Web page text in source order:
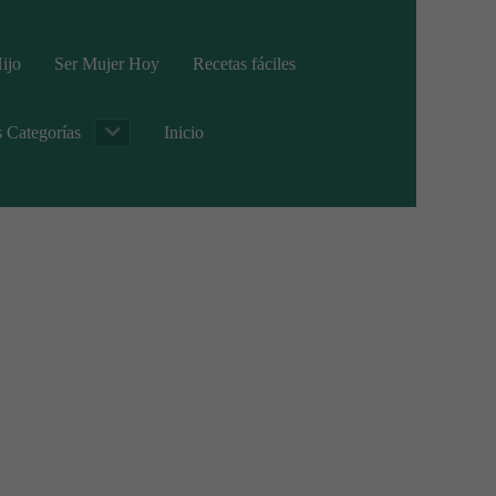
Ser Mujer Hoy Recetas fáciles
Categorías Inicio